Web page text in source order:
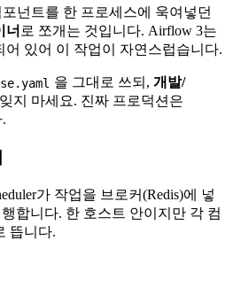
넌트를 한 프로세스에 욱여넣던
너 로 쪼개는 것입니다. Airflow 3는
있어 이 작업이 자연스럽습니다.
을 그대로 쓰되,개발/
지 마세요. 진짜 프로덕션은
가 작업을 브로커(Redis)에 넣
합니다. 한 호스트 안이지만 각 컴
뜹니다.